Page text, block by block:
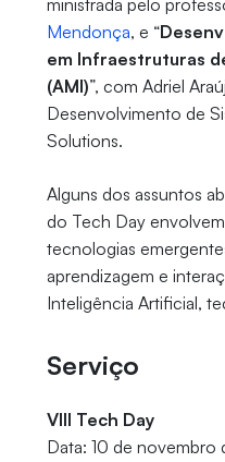
ministrada pelo
Mendonça, e “
em Infraestruturas
(AMI)”, com Adriel
Desenvolvimento de
Solutions.
Alguns dos assuntos
do Tech Day
tecnologias
aprendizagem e
Inteligência Artificial,
Serviço
VIII Tech Day
Data: 10 de novembro